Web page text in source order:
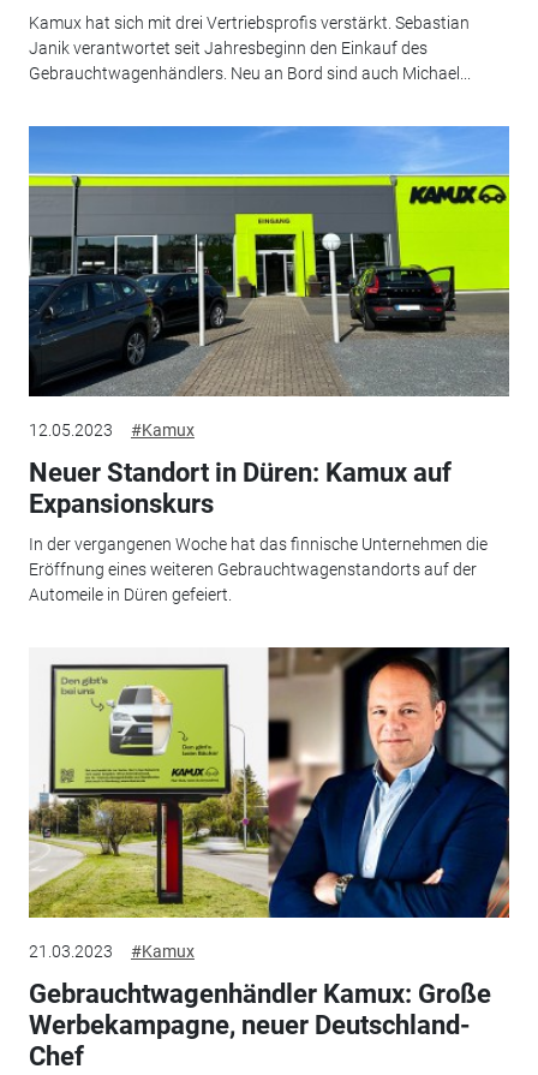
Kamux hat sich mit drei Vertriebsprofis verstärkt. Sebastian
Janik verantwortet seit Jahresbeginn den Einkauf des
Gebrauchtwagenhändlers. Neu an Bord sind auch Michael...
12.05.2023 #Kamux
Neuer Standort in Düren: Kamux auf
Expansionskurs
In der vergangenen Woche hat das finnische Unternehmen die
Eröffnung eines weiteren Gebrauchtwagenstandorts auf der
Automeile in Düren gefeiert.
21.03.2023 #Kamux
Gebrauchtwagenhändler Kamux: Große
Werbekampagne, neuer Deutschland-
Chef